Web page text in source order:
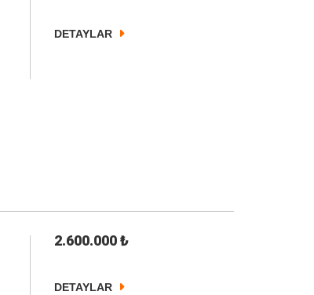
DETAYLAR
2.600.000₺
DETAYLAR